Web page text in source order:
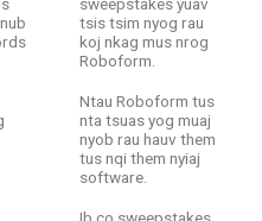
sweepstakes yuav
tsis tsim nyog rau
koj nkag mus nrog
Roboform.
Ntau Roboform tus
nta tsuas yog muaj
nyob rau hauv them
tus nqi them nyiaj
software.